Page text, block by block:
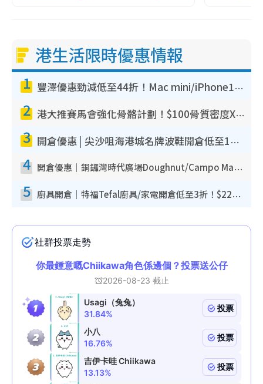
港生活限時優惠情報
1 豐澤優惠勁減低至44折！Mac mini/iPhone17Pro大減價！廚房家電$220起
2 港大推賽馬會強化骨骼計劃！$100骨質密度X光檢查 完成免費運動訓練送超市禮券！附參加資格
3 開倉優惠 | 尖沙咀海港城名牌波鞋開倉低至1折！On鞋$899起／Joy&Peace鞋履$98起
4 開倉優惠｜銅鑼灣時代廣場Doughnut/Campo Marzio開倉低至1折！背囊、書包、手袋劈價$200起
5 廚具開倉｜特福Tefal廚具/家電開倉低至3折！$220起買平底鍋/炒鑊/湯煲！電飯煲/吸塵機/燙斗$418起